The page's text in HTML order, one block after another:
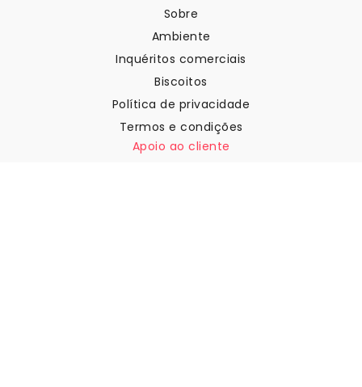
Sobre
Ambiente
Inquéritos comerciais
Biscoitos
Política de privacidade
Termos e condições
Apoio ao cliente